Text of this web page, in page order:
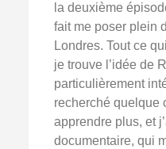
la deuxième
fait me poser plein
Londres. Tout ce
je trouve l’idée de
particulièrement
recherché quelque
apprendre plus, et
documentaire, qui